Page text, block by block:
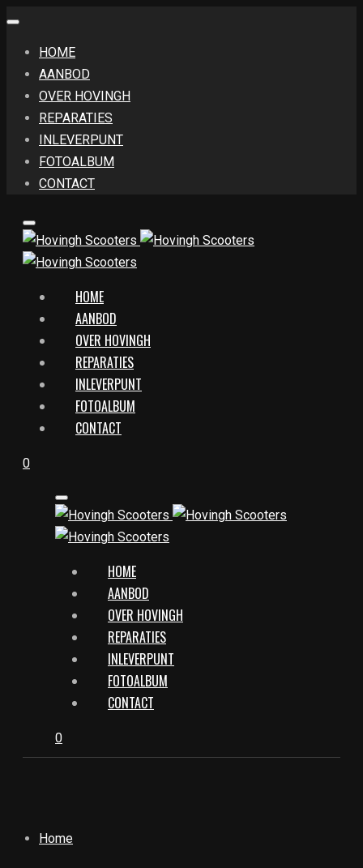
HOME
AANBOD
OVER HOVINGH
REPARATIES
INLEVERPUNT
FOTOALBUM
CONTACT
HOME
AANBOD
OVER HOVINGH
REPARATIES
INLEVERPUNT
FOTOALBUM
CONTACT
0
HOME
AANBOD
OVER HOVINGH
REPARATIES
INLEVERPUNT
FOTOALBUM
CONTACT
0
Home